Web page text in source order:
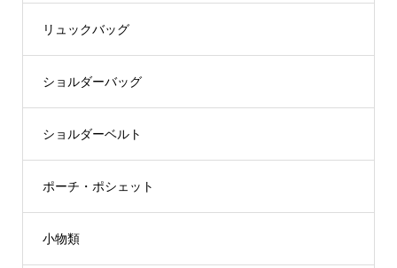
リュックバッグ
ショルダーバッグ
ショルダーベルト
ポーチ・ポシェット
小物類